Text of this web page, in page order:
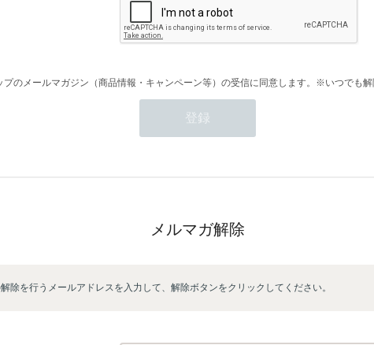
プのメールマガジン（商品情報・キャンペーン等）の受信に同意します。※いつでも解
メルマガ解除
除を行うメールアドレスを入力して、解除ボタンをクリックしてください。